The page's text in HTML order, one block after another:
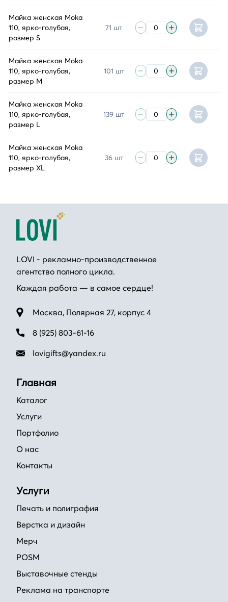
Майка женская Moka
110, ярко-голубая,
размер S
71 шт
Майка женская Moka
110, ярко-голубая,
размер M
101 шт
Майка женская Moka
110, ярко-голубая,
размер L
139 шт
Майка женская Moka
110, ярко-голубая,
размер XL
36 шт
LOVI - рекламно-производственное
агентство полного цикла.
Каждая работа — в самое сердце!
Москва, Полярная 27, корпус 4
8 (925) 803-61-16
lovigifts@yandex.ru
Главная
Каталог
Услуги
Портфолио
О нас
Контакты
Услуги
Печать и полиграфия
Верстка и дизайн
Мерч
POSM
Выставочные стенды
Реклама на транспорте